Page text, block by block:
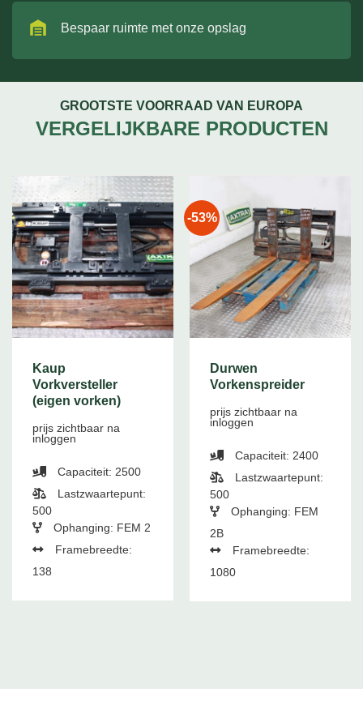
Bespaar ruimte met onze opslag
GROOTSTE VOORRAAD VAN EUROPA
VERGELIJKBARE PRODUCTEN
Kaup
Vorkversteller
(eigen vorken)
prijs zichtbaar na
inloggen
Capaciteit: 2500
Lastzwaartepunt:
500
Ophanging: FEM 2
Framebreedte:
138
-53%
Durwen
Vorkenspreider
prijs zichtbaar na
inloggen
Capaciteit: 2400
Lastzwaartepunt:
500
Ophanging: FEM
2B
Framebreedte:
1080